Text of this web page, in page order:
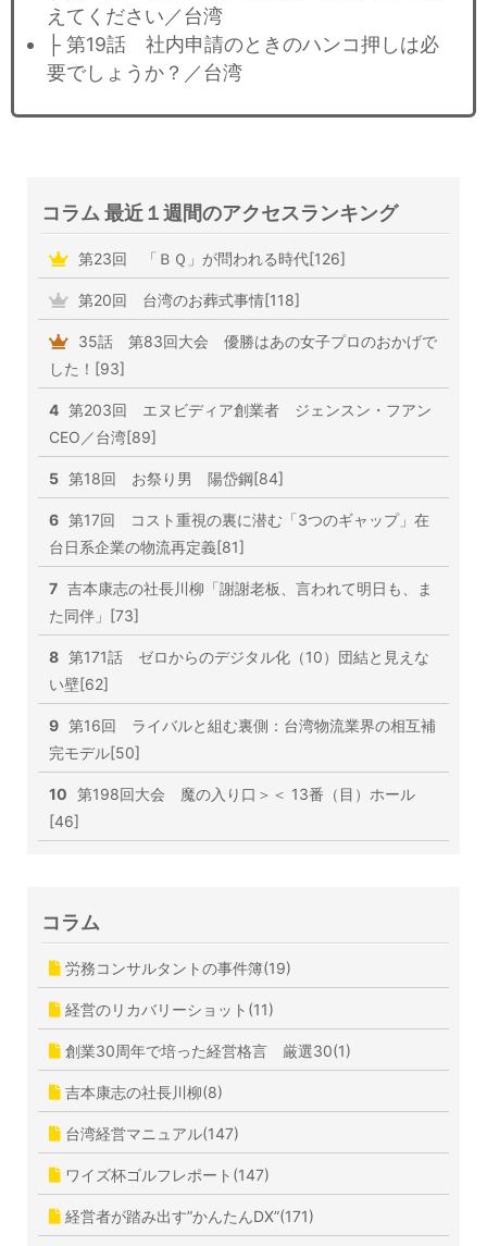
えてください／台湾
├ 第19話 社内申請のときのハンコ押しは必
要でしょうか？／台湾
コラム 最近１週間のアクセスランキング
第23回 「ＢＱ」が問われる時代[126]
第20回 台湾のお葬式事情[118]
35話 第83回大会 優勝はあの女子プロのおかげで
した！[93]
4 第203回 エヌビディア創業者 ジェンスン・フアン
CEO／台湾[89]
5 第18回 お祭り男 陽岱鋼[84]
6 第17回 コスト重視の裏に潜む「3つのギャップ」在
台日系企業の物流再定義[81]
7 吉本康志の社長川柳「謝謝老板、言われて明日も、ま
た同伴」[73]
8 第171話 ゼロからのデジタル化（10）団結と見えな
い壁[62]
9 第16回 ライバルと組む裏側：台湾物流業界の相互補
完モデル[50]
10 第198回大会 魔の入り口＞＜ 13番（目）ホール
[46]
コラム
労務コンサルタントの事件簿(19)
経営のリカバリーショット(11)
創業30周年で培った経営格言 厳選30(1)
吉本康志の社長川柳(8)
台湾経営マニュアル(147)
ワイズ杯ゴルフレポート(147)
経営者が踏み出す”かんたんDX”(171)